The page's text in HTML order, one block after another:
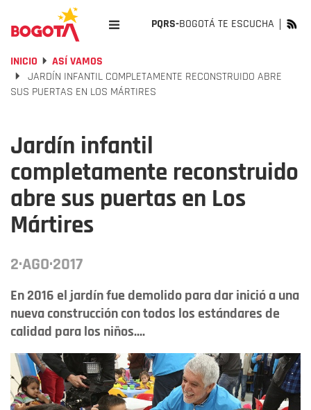
PQRS-BOGOTÁ TE ESCUCHA
INICIO
ASÍ VAMOS
JARDÍN INFANTIL COMPLETAMENTE RECONSTRUIDO ABRE
SUS PUERTAS EN LOS MÁRTIRES
Jardín infantil
completamente reconstruido
abre sus puertas en Los
Mártires
2·AGO·2017
En 2016 el jardín fue demolido para dar inició a una
nueva construcción con todos los estándares de
calidad para los niños....